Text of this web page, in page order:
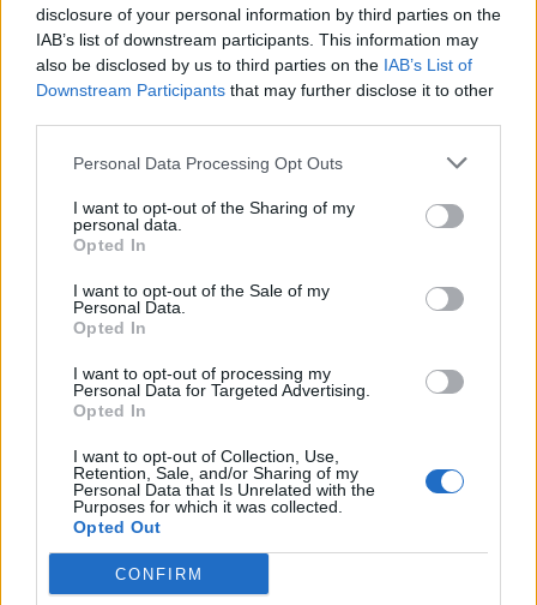
disclosure of your personal information by third parties on the
IAB’s list of downstream participants. This information may
also be disclosed by us to third parties on the IAB’s List of
Downstream Participants that may further disclose it to other
Personal Data Processing Opt Outs
I want to opt-out of the Sharing of my
personal data.
Opted In
I want to opt-out of the Sale of my
Personal Data.
Opted In
I want to opt-out of processing my
Personal Data for Targeted Advertising.
Opted In
I want to opt-out of Collection, Use,
Retention, Sale, and/or Sharing of my
Personal Data that Is Unrelated with the
Purposes for which it was collected.
Opted Out
CONFIRM
Disse entender que é “muito genérica” e que “não
apresenta medidas muito específicas”.
Escolas portuguesas no
estrangeiro abrem 55
Cantanhede: Assembleia
Intermunicipal Sénior
de Cinco Municípios na
AD ELO
ARTIGOS RELACIONADOS